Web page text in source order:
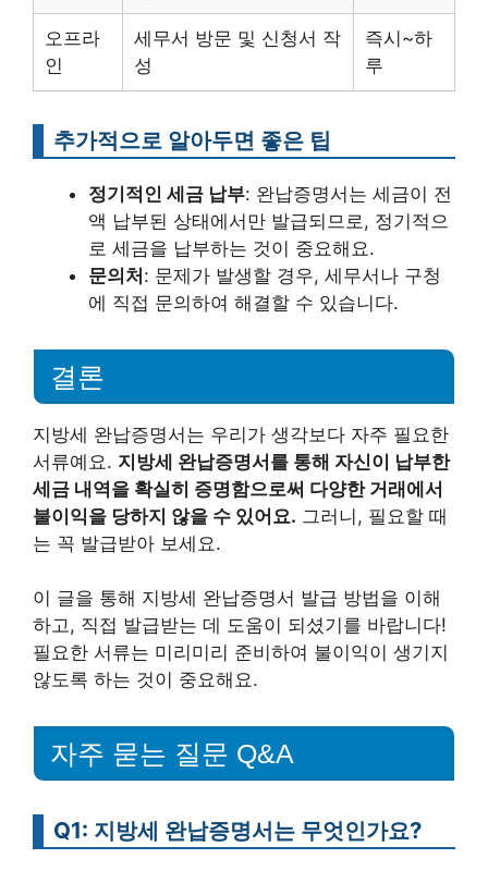
오프라
인
세무서 방문 및 신청서 작
성
즉시~하
루
추가적으로 알아두면 좋은 팁
정기적인 세금 납부: 완납증명서는 세금이 전
액 납부된 상태에서만 발급되므로, 정기적으
로 세금을 납부하는 것이 중요해요.
문의처: 문제가 발생할 경우, 세무서나 구청
에 직접 문의하여 해결할 수 있습니다.
결론
지방세 완납증명서는 우리가 생각보다 자주 필요한
서류예요. 지방세 완납증명서를 통해 자신이 납부한
세금 내역을 확실히 증명함으로써 다양한 거래에서
불이익을 당하지 않을 수 있어요. 그러니, 필요할 때
는 꼭 발급받아 보세요.
이 글을 통해 지방세 완납증명서 발급 방법을 이해
하고, 직접 발급받는 데 도움이 되셨기를 바랍니다!
필요한 서류는 미리미리 준비하여 불이익이 생기지
않도록 하는 것이 중요해요.
자주 묻는 질문 Q&A
Q1: 지방세 완납증명서는 무엇인가요?